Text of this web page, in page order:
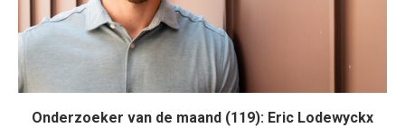
Onderzoeker van de maand (119): Eric Lodewyckx